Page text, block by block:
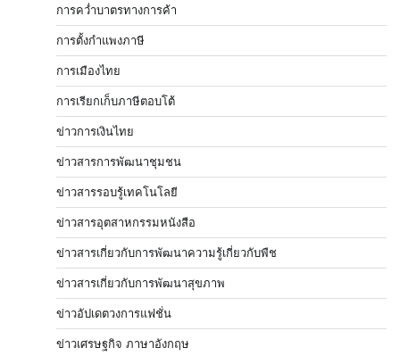
การคว่ำบาตรทางการค้า
การตั้งกำแพงภาษี
การเมืองไทย
การเรียกเก็บภาษีตอบโต้
ข่าวการเงินไทย
ข่าวสารการพัฒนาชุมชน
ข่าวสารรอบรู้เทคโนโลยี
ข่าวสารอุตสาหกรรมหนังสือ
ข่าวสารเกี่ยวกับการพัฒนาความรู้เกี่ยวกับพืช
ข่าวสารเกี่ยวกับการพัฒนาสุขภาพ
ข่าวอัปเดตวงการแฟชั่น
ข่าวเศรษฐกิจ ภาษาอังกฤษ